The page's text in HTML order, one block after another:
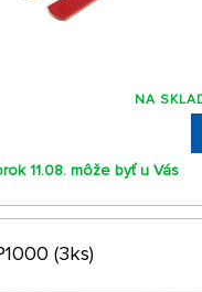
NA
11.08. môže byť u Vás
(3ks)